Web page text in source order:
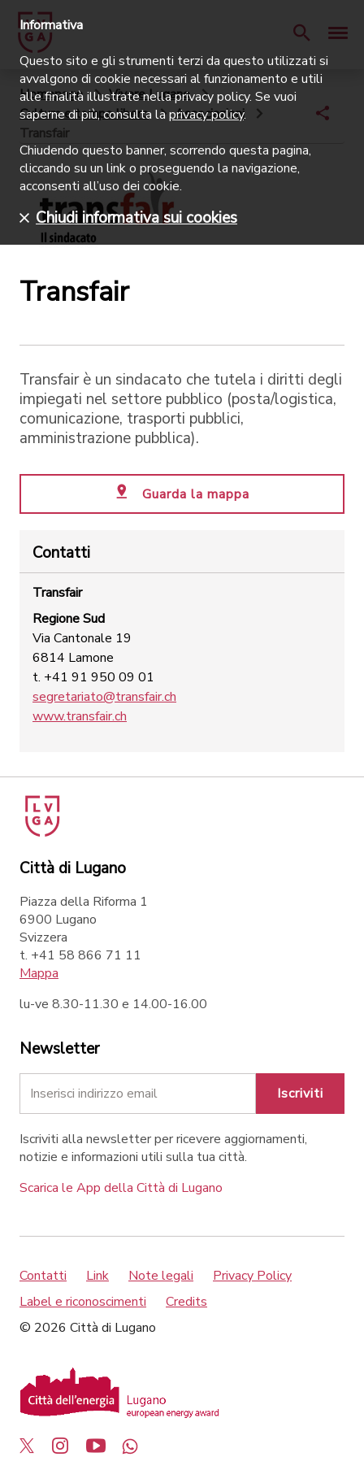
Homepage
Vivere Lugano
Cultura e tempo libero
Associazioni
Transfair
Transfair
Transfair è un sindacato che tutela i diritti degli
impiegati nel settore pubblico (posta/logistica,
comunicazione, trasporti pubblici,
amministrazione pubblica).
Guarda la mappa
Contatti
Transfair
Regione Sud
Via Cantonale 19
6814 Lamone
t. +41 91 950 09 01
segretariato@transfair.ch
www.transfair.ch
Città di Lugano
Piazza della Riforma 1
6900 Lugano
Svizzera
t. +41 58 866 71 11
Mappa
lu-ve 8.30-11.30 e 14.00-16.00
Newsletter
Iscriviti
Iscriviti alla newsletter per ricevere aggiornamenti,
notizie e informazioni utili sulla tua città.
Scarica le App della Città di Lugano
Contatti Link Note legali
Privacy Policy
Label e riconoscimenti
Credits
© 2026 Città di Lugano
Informativa
Questo sito e gli strumenti terzi da questo utilizzati si
avvalgono di cookie necessari al funzionamento e utili
alle finalità illustrate nella privacy policy. Se vuoi
saperne di più, consulta laprivacy policy.
Chiudendo questo banner, scorrendo questa pagina,
cliccando su un link o proseguendo la navigazione,
acconsenti all’uso dei cookie.
Chiudi informativa sui cookies